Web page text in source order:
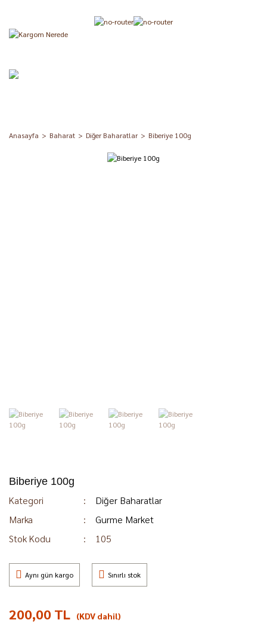
Anasayfa Baharat Diğer Baharatlar Biberiye 100g
Biberiye 100g
Kategori
Diğer Baharatlar
Marka
Gurme Market
Stok Kodu
105
Aynı gün kargo Sınırlı stok
200,00 TL (KDV dahil)